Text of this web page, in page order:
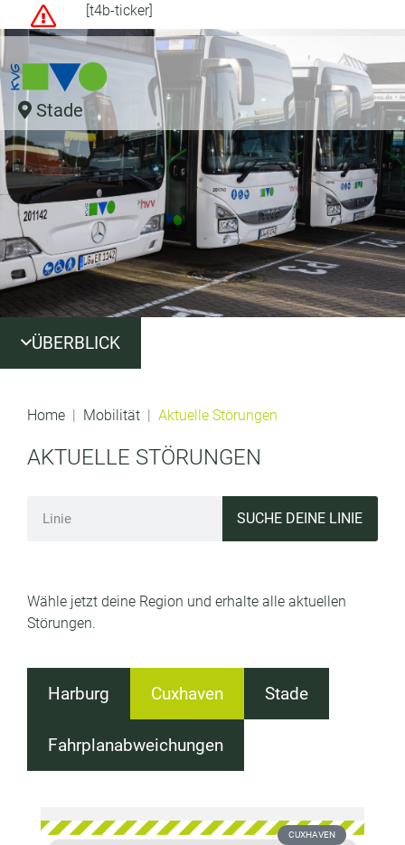
[t4b-ticker]
Stade
ÜBERBLICK
Home Mobilität Aktuelle Störungen
AKTUELLE STÖRUNGEN
SUCHE DEINE LINIE
Wähle jetzt deine Region und erhalte alle aktuellen
Störungen.
Harburg Cuxhaven Stade
Fahrplanabweichungen
CUXHAVEN